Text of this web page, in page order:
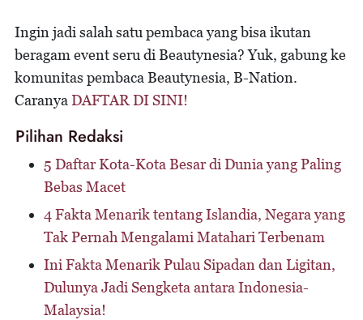
Ingin jadi salah satu pembaca yang bisa ikutan
beragam event seru di Beautynesia? Yuk, gabung ke
komunitas pembaca Beautynesia, B-Nation.
CaranyaDAFTAR DI SINI!
Pilihan Redaksi
5 Daftar Kota-Kota Besar di Dunia yang Paling
Bebas Macet
4 Fakta Menarik tentang Islandia, Negara yang
Tak Pernah Mengalami Matahari Terbenam
Ini Fakta Menarik Pulau Sipadan dan Ligitan,
Dulunya Jadi Sengketa antara Indonesia-
Malaysia!